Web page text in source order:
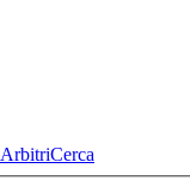
ArbitriCerca